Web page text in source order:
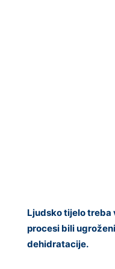
Ljudsko tijelo treba
procesi bili
dehidratacije.